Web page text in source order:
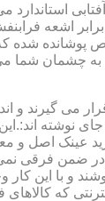
آفتابی استاندارد باید
پوشانده
چشمان شما
و
نوشته
عینک اصل و
فرقی نمی
و با این
که